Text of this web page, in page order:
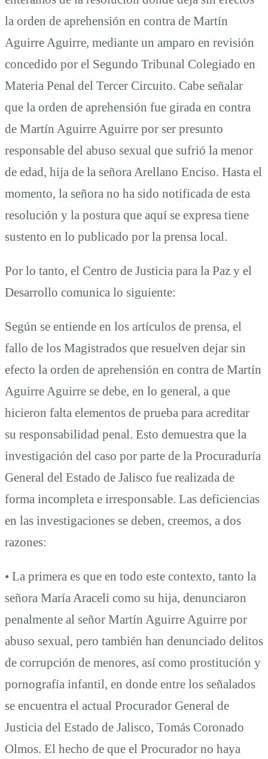
la orden de aprehensión en contra de Martín
Aguirre Aguirre, mediante un amparo en revisión
concedido por el Segundo Tribunal Colegiado en
Materia Penal del Tercer Circuito. Cabe señalar
que la orden de aprehensión fue girada en contra
de Martín Aguirre Aguirre por ser presunto
responsable del abuso sexual que sufrió la menor
de edad, hija de la señora Arellano Enciso. Hasta el
momento, la señora no ha sido notificada de esta
resolución y la postura que aquí se expresa tiene
sustento en lo publicado por la prensa local.
Por lo tanto, el Centro de Justicia para la Paz y el
Desarrollo comunica lo siguiente:
Según se entiende en los artículos de prensa, el
fallo de los Magistrados que resuelven dejar sin
efecto la orden de aprehensión en contra de Martín
Aguirre Aguirre se debe, en lo general, a que
hicieron falta elementos de prueba para acreditar
su responsabilidad penal. Esto demuestra que la
investigación del caso por parte de la Procuraduría
General del Estado de Jalisco fue realizada de
forma incompleta e irresponsable. Las deficiencias
en las investigaciones se deben, creemos, a dos
razones:
• La primera es que en todo este contexto, tanto la
señora María Araceli como su hija, denunciaron
penalmente al señor Martín Aguirre Aguirre por
abuso sexual, pero también han denunciado delitos
de corrupción de menores, así como prostitución y
pornografía infantil, en donde entre los señalados
se encuentra el actual Procurador General de
Justicia del Estado de Jalisco, Tomás Coronado
Olmos. El hecho de que el Procurador no haya